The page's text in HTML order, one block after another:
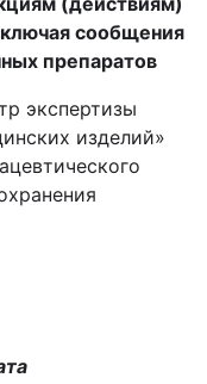
сообщения
препаратов
экспертизы
изделий»